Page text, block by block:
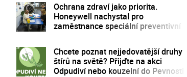
Ochrana zdraví jako priorita.
Honeywell nachystal pro
zaměstnance speciální preventivní
Chcete poznat nejjedovatější druhy
štírů na světě? Přijďte na akci
Odpudiví nebo kouzelní do Pevnosti